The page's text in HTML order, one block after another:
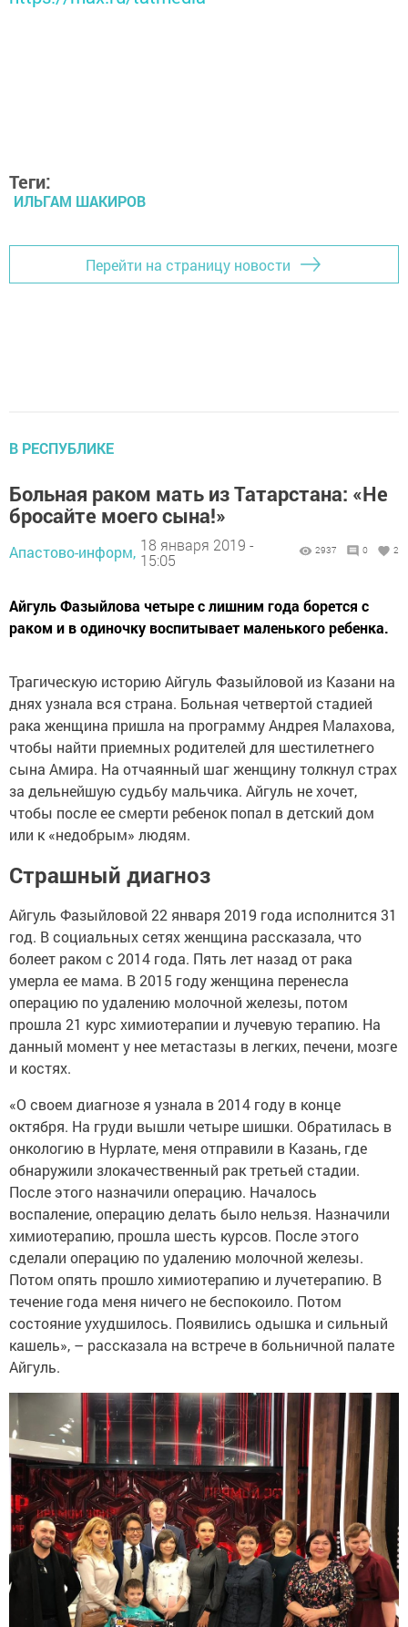
Теги:
ИЛЬГАМ ШАКИРОВ
Перейти на страницу новости
В РЕСПУБЛИКЕ
Больная раком мать из Татарстана: «Не
бросайте моего сына!»
Апастово-информ, 18 января 2019 -
15:05
2937 0 2
Айгуль Фазыйлова четыре с лишним года борется с
раком и в одиночку воспитывает маленького ребенка.
Трагическую историю Айгуль Фазыйловой из Казани на
днях узнала вся страна. Больная четвертой стадией
рака женщина пришла на программу Андрея Малахова,
чтобы найти приемных родителей для шестилетнего
сына Амира. На отчаянный шаг женщину толкнул страх
за дельнейшую судьбу мальчика. Айгуль не хочет,
чтобы после ее смерти ребенок попал в детский дом
или к «недобрым» людям.
Страшный диагноз
Айгуль Фазыйловой 22 января 2019 года исполнится 31
год. В социальных сетях женщина рассказала, что
болеет раком с 2014 года. Пять лет назад от рака
умерла ее мама. В 2015 году женщина перенесла
операцию по удалению молочной железы, потом
прошла 21 курс химиотерапии и лучевую терапию. На
данный момент у нее метастазы в легких, печени, мозге
и костях.
«О своем диагнозе я узнала в 2014 году в конце
октября. На груди вышли четыре шишки. Обратилась в
онкологию в Нурлате, меня отправили в Казань, где
обнаружили злокачественный рак третьей стадии.
После этого назначили операцию. Началось
воспаление, операцию делать было нельзя. Назначили
химиотерапию, прошла шесть курсов. После этого
сделали операцию по удалению молочной железы.
Потом опять прошло химиотерапию и лучетерапию. В
течение года меня ничего не беспокоило. Потом
состояние ухудшилось. Появились одышка и сильный
кашель», – рассказала на встрече в больничной палате
Айгуль.